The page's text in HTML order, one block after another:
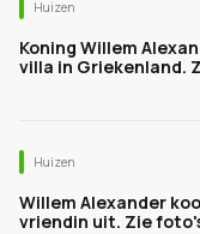
Huizen
Koning Willem
villa in Griekenland.
Huizen
Willem Alexander
vriendin uit. Zie